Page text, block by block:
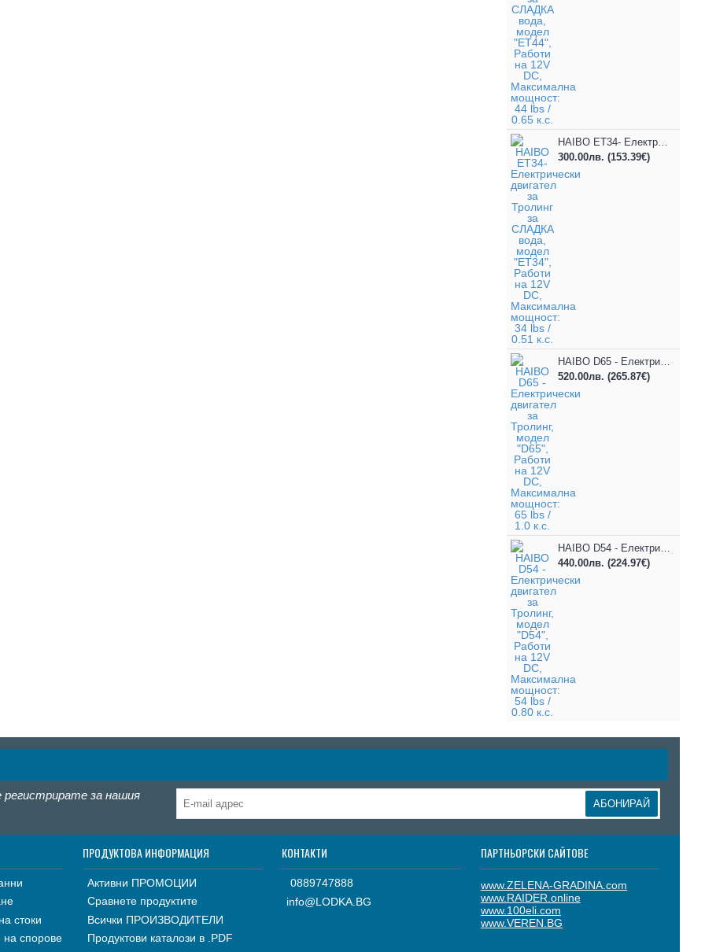
HAIBO ET34- Електрически двигател за Тролинг за СЛАДКА вода, модел "ET34", Работи на 12V DC, Максимална мощност: 34 lbs / 0.51 к.с.
300.00лв. (153.39€)
HAIBO D65 - Електрически двигател за Тролинг, модел "D65", Работи на 12V DC, Максимална мощност: 65 lbs / 1.0 к.с.
520.00лв. (265.87€)
HAIBO D54 - Електрически двигател за Тролинг, модел "D54", Работи на 12V DC, Максимална мощност: 54 lbs / 0.80 к.с.
440.00лв. (224.97€)
за нашия
АБОНИРАЙ
стоки
спорове
ПРОДУКТОВА ИНФОРМАЦИЯ
Активни ПРОМОЦИИ
Сравнете продуктите
Всички ПРОИЗВОДИТЕЛИ
Продуктови каталози в .PDF
КОНТАКТИ
0889747888
info@LODKA.BG
ПАРТНЬОРСКИ САЙТОВЕ
www.ZELENA-GRADINA.com
www.RAIDER.online
www.100eli.com
www.VEREN.BG